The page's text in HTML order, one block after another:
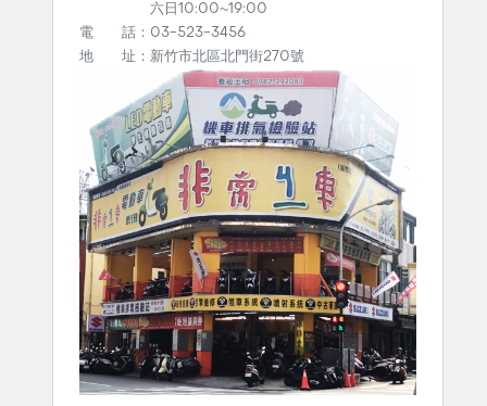
六日10:00~19:00
電 話：03-523-3456
地 址：新竹市北區北門街270號